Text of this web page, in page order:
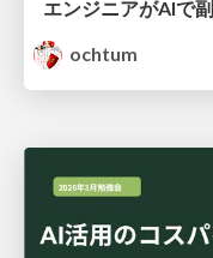
ochtum